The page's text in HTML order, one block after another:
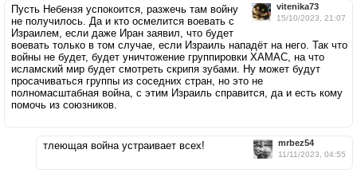
vitenika73
15/10/2023, 21:07
Пусть Небензя успокоится, разжечь там войну
не получилось. Да и кто осмелится воевать с
Израилем, если даже Иран заявил, что будет
воевать только в том случае, если Израиль нападёт на него. Так что
войны не будет, будет уничтожение группировки ХАМАС, на что
исламский мир будет смотреть скрипя зубами. Ну может будут
просачиваться группы из соседних стран, но это не
полномасштабная война, с этим Израиль справится, да и есть кому
помочь из союзников.
mrbez54
11/11/2023, 04:55
тлеющая война устраивает всех!